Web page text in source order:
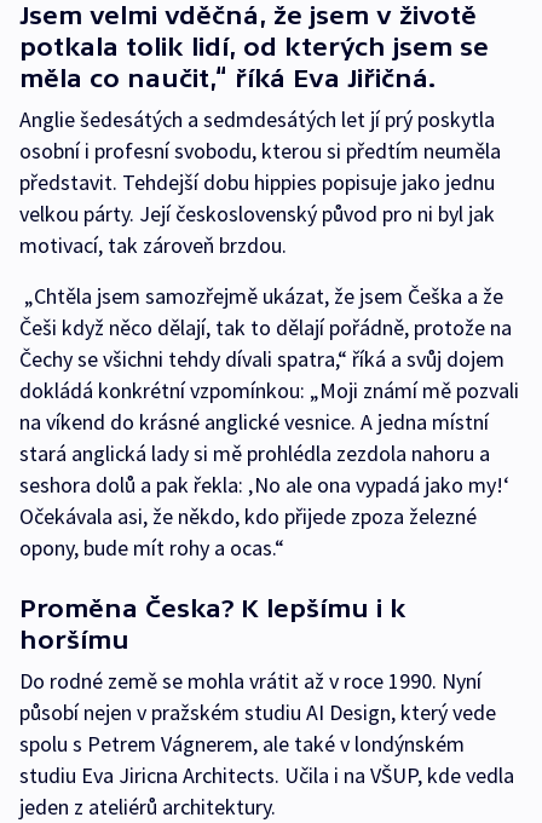
Jsem velmi vděčná, že jsem v životě
potkala tolik lidí, od kterých jsem se
měla co naučit,“ říká Eva Jiřičná.
Anglie šedesátých a sedmdesátých let jí prý poskytla
osobní i profesní svobodu, kterou si předtím neuměla
představit. Tehdejší dobu hippies popisuje jako jednu
velkou párty. Její československý původ pro ni byl jak
motivací, tak zároveň brzdou.
„Chtěla jsem samozřejmě ukázat, že jsem Češka a že
Češi když něco dělají, tak to dělají pořádně, protože na
Čechy se všichni tehdy dívali spatra,“ říká a svůj dojem
dokládá konkrétní vzpomínkou: „Moji známí mě pozvali
na víkend do krásné anglické vesnice. A jedna místní
stará anglická lady si mě prohlédla zezdola nahoru a
seshora dolů a pak řekla: ‚No ale ona vypadá jako my!‘
Očekávala asi, že někdo, kdo přijede zpoza železné
opony, bude mít rohy a ocas.“
Proměna Česka? K lepšímu i k
horšímu
Do rodné země se mohla vrátit až v roce 1990. Nyní
působí nejen v pražském studiu AI Design, který vede
spolu s Petrem Vágnerem, ale také v londýnském
studiu Eva Jiricna Architects. Učila i na VŠUP, kde vedla
jeden z ateliérů architektury.